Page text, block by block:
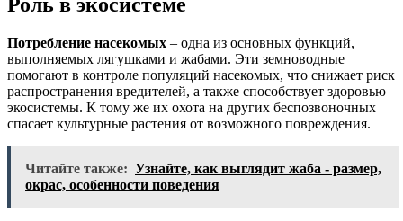
Роль в экосистеме
Потребление насекомых – одна из основных функций,
выполняемых лягушками и жабами. Эти земноводные
помогают в контроле популяций насекомых, что снижает риск
распространения вредителей, а также способствует здоровью
экосистемы. К тому же их охота на других беспозвоночных
спасает культурные растения от возможного повреждения.
Читайте также: Узнайте, как выглядит жаба - размер,
окрас, особенности поведения